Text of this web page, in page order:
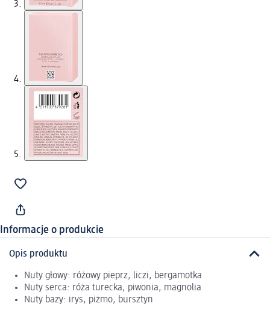
Informacje o produkcie
Opis produktu
Nuty głowy: różowy pieprz, liczi, bergamotka
Nuty serca: róża turecka, piwonia, magnolia
Nuty bazy: irys, piżmo, bursztyn